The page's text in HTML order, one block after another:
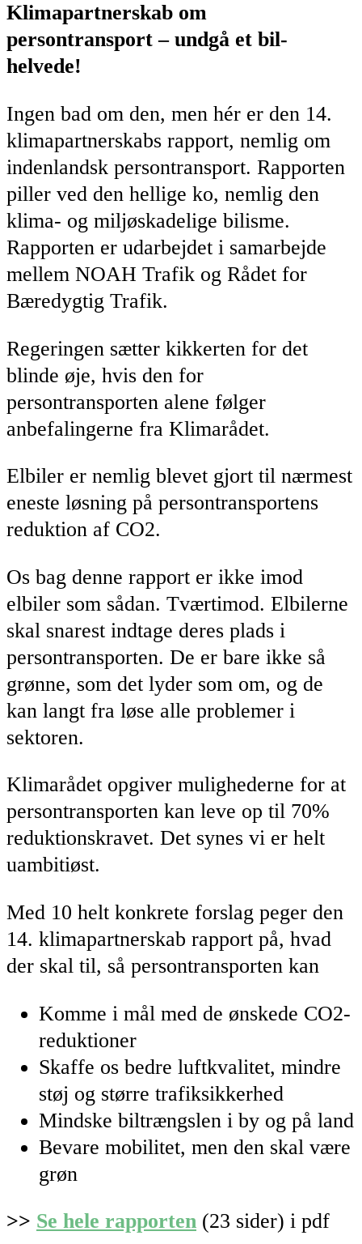
Klimapartnerskab om
persontransport – undgå et bil-
helvede!
Ingen bad om den, men hér er den 14.
klimapartnerskabs rapport, nemlig om
indenlandsk persontransport. Rapporten
piller ved den hellige ko, nemlig den
klima- og miljøskadelige bilisme.
Rapporten er udarbejdet i samarbejde
mellem NOAH Trafik og Rådet for
Bæredygtig Trafik.
Regeringen sætter kikkerten for det
blinde øje, hvis den for
persontransporten alene følger
anbefalingerne fra Klimarådet.
​Elbiler er nemlig blevet gjort til nærmest
eneste løsning på persontransportens
reduktion af CO2.
Os bag denne rapport er ikke imod
elbiler som sådan. Tværtimod. Elbilerne
skal snarest indtage deres plads i
persontransporten. De er bare ikke så
grønne, som det lyder som om, og de
kan langt fra løse alle problemer i
sektoren.
Klimarådet opgiver mulighederne for at
persontransporten kan leve op til 70%
reduktionskravet. Det synes vi er helt
uambitiøst.
Med 10 helt konkrete forslag peger den
14. klimapartnerskab rapport på, hvad
der skal til, så persontransporten kan
Komme i mål med de ønskede CO2-
reduktioner
Skaffe os bedre luftkvalitet, mindre
støj og større trafiksikkerhed
Mindske biltrængslen i by og på land
Bevare mobilitet, men den skal være
grøn
>> Se hele rapporten (23 sider) i pdf